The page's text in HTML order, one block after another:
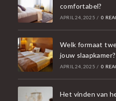
comfortabel?
APRIL 24, 2025 / 0
Welk formaat
jouw slaapkamer?
APRIL 24, 2025 / 0
Het vinden van